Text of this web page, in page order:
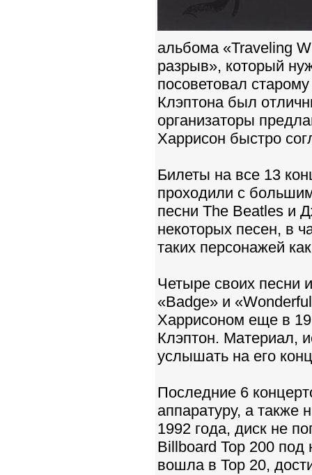
альбома «Traveling
разрыв», который
посоветовал
Клэптона был
организаторы
Харрисон быстро
Билеты на все 13
проходили с
песни The Beatles и
некоторых песен, в
таких персонажей
Четыре своих песни
«Badge» и
Харрисоном еще в
Клэптон. Материал,
услышать на его
Последние 6
аппаратуру, а
1992 года, диск не
Billboard Top 200 под
вошла в Top 20,